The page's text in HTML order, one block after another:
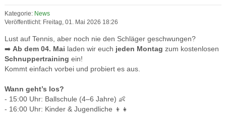
Kategorie: News
Veröffentlicht: Freitag, 01. Mai 2026 18:26
Lust auf Tennis, aber noch nie den Schläger geschwungen?
➡️ Ab dem 04. Mai laden wir euch jeden Montag zum kostenlosen
Schnuppertraining ein!
Kommt einfach vorbei und probiert es aus.
Wann geht’s los?
- 15:00 Uhr: Ballschule (4–6 Jahre) 👶
- 16:00 Uhr: Kinder & Jugendliche 👦👧